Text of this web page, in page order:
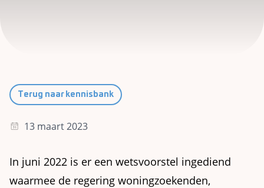
Terug naar kennisbank
13 maart 2023
In juni 2022 is er een wetsvoorstel ingediend
waarmee de regering woningzoekenden,